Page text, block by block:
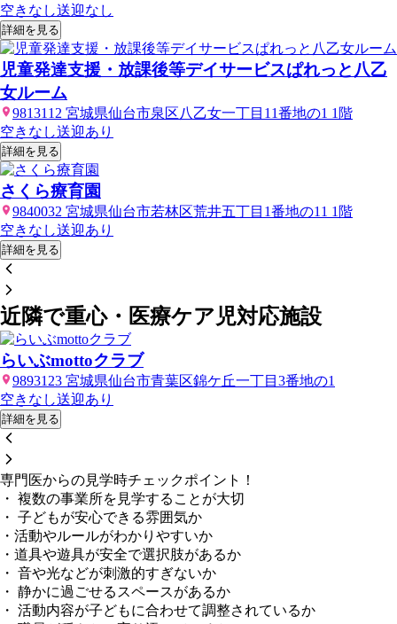
空きなし送迎なし
詳細を見る
児童発達支援・放課後等デイサービスぱれっと八乙
女ルーム
9813112 宮城県仙台市泉区八乙女一丁目11番地の1 1階
空きなし送迎あり
詳細を見る
さくら療育園
9840032 宮城県仙台市若林区荒井五丁目1番地の11 1階
空きなし送迎あり
詳細を見る
近隣で重心・医療ケア児対応施設
らいぶmottoクラブ
9893123 宮城県仙台市青葉区錦ケ丘一丁目3番地の1
空きなし送迎あり
詳細を見る
専門医からの見学時チェックポイント！
・ 複数の事業所を見学することが大切
・ 子どもが安心できる雰囲気か
・活動やルールがわかりやすいか
・道具や遊具が安全で選択肢があるか
・ 音や光などが刺激的すぎないか
・ 静かに過ごせるスペースがあるか
・ 活動内容が子どもに合わせて調整されているか